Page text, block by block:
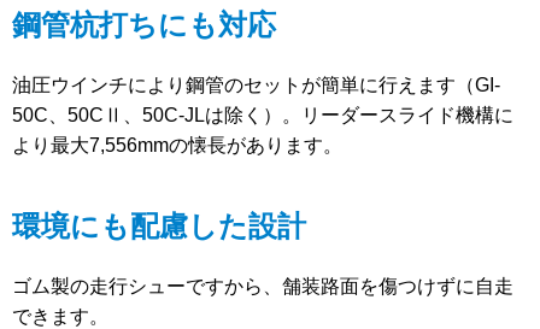
鋼管杭打ちにも対応
油圧ウインチにより鋼管のセットが簡単に行えます（GI-
50C、50CⅡ、50C-JLは除く）。リーダースライド機構に
より最大7,556mmの懐長があります。
環境にも配慮した設計
ゴム製の走行シューですから、舗装路面を傷つけずに自走
できます。